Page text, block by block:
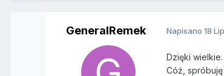
GeneralRemek Napisano18
Dzięki
Cóż,